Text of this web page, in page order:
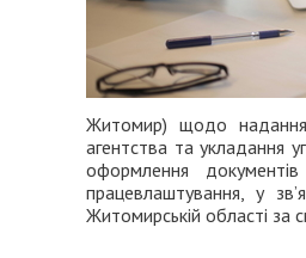
Житомир) щодо надання
агентства та укладання
оформлення
працевлаштування, у
Житомирській області за